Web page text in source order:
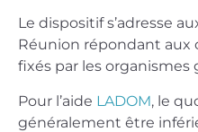
Le dispositif s’adresse
Réunion répondant aux
fixés par les organismes
Pour l’aide LADOM, le
généralement être